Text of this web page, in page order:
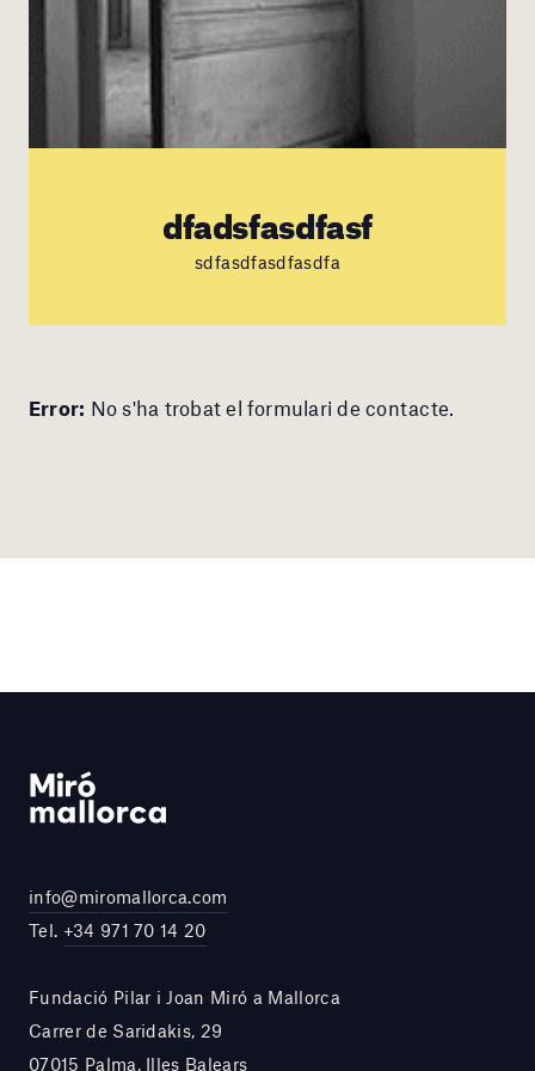
dfadsfasdfasf
sdfasdfasdfasdfa
Error: No s'ha trobat el formulari de contacte.
info@miromallorca.com
Tel. +34 971 70 14 20
Fundació Pilar i Joan Miró a Mallorca
Carrer de Saridakis, 29
07015 Palma, Illes Balears